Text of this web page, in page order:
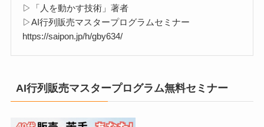
▷「人を動かす技術」著者
▷AI行列販売マスタープログラムセミナー
https://saipon.jp/h/gby634/
AI行列販売マスタープログラム無料セミナー